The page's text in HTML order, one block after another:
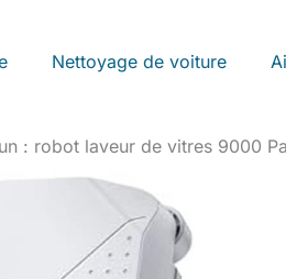
Nettoyage de voiture
: robot laveur de vitres 9000